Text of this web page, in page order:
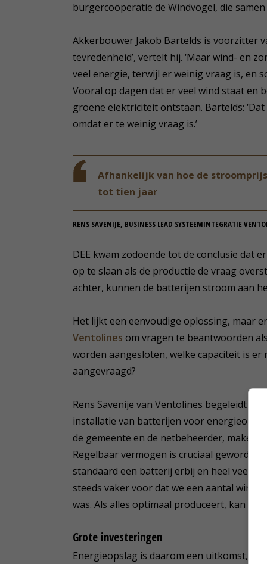
burgercoöperatie de Windvogel, die
Akkerbouwer Jakob Bartelds is voorzitter
tevredenheid’, vertelt hij. ‘Maar wind- en
veel energie, terwijl er weinig vraag is, en
Vooral op dagen dat er veel wind staat en
groene elektriciteit ontstaan. Bartelds:
omdat er te weinig vraag is.’
Afhankelijk van hoe de
tot tien jaar
RENS SAVENIJE, BUSINESS LEAD SYSTEEMINTEGRATIE
DEE kwam zodoende tot de conclusie dat
op te slaan als de productie de vraag
achter, kunnen de batterijen stroom aan
Het lijkt een eenvoudige oplossing, maar
Ventolines om vragen te beantwoorden
worden aangesloten, welke capaciteit is
aangevraagd?
Rens Savenije van Ventolines begeleidt
installatie van batterijen voor
de gemeente en de netbeheerder, maken
Regelbaar vermogen is cruciaal
standaard een batterij erbij en heel veel
steeds vaker voor dat we een aantal
was. Als alles optimaal produceert, kan de
Grote investeringen
Energieopslag is daarom een uitkomst,